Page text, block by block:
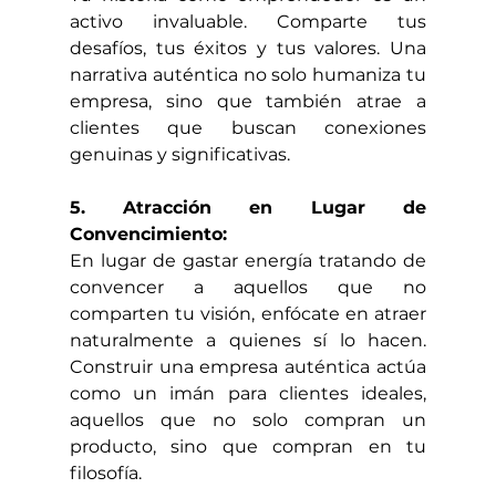
activo invaluable. Comparte tus
desafíos, tus éxitos y tus valores. Una
narrativa auténtica no solo humaniza tu
empresa, sino que también atrae a
clientes que buscan conexiones
genuinas y significativas.
5. Atracción en Lugar de
Convencimiento:
En lugar de gastar energía tratando de
convencer a aquellos que no
comparten tu visión, enfócate en atraer
naturalmente a quienes sí lo hacen.
Construir una empresa auténtica actúa
como un imán para clientes ideales,
aquellos que no solo compran un
producto, sino que compran en tu
filosofía.